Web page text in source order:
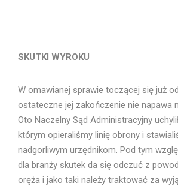
SKUTKI WYROKU
W omawianej sprawie toczącej się już
ostateczne jej zakończenie nie napawa
Oto Naczelny Sąd Administracyjny
którym opieraliśmy linię obrony i
nadgorliwym urzędnikom. Pod tym
dla branży skutek da się odczuć z
oręża i jako taki należy traktować za